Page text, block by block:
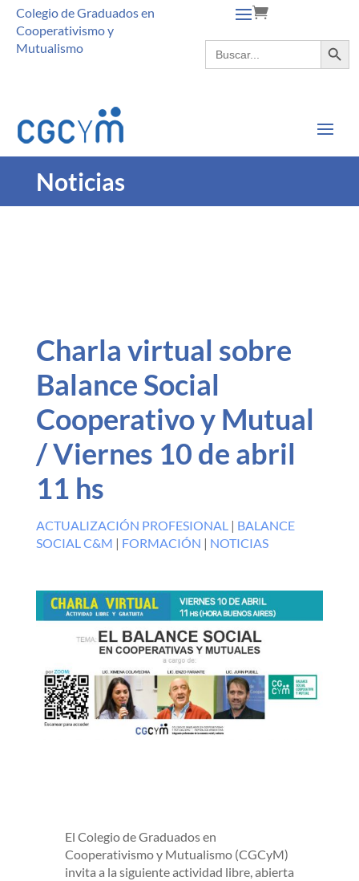
Colegio de Graduados en
Cooperativismo y
Mutualismo
Buscar: Botón de
Noticias
Charla virtual sobre
Balance Social
Cooperativo y Mutual
/ Viernes 10 de abril
11 hs
ACTUALIZACIÓN PROFESIONAL| BALANCE
SOCIAL C&M | FORMACIÓN | NOTICIAS
El Colegio de Graduados en
Cooperativismo y Mutualismo (CGCyM)
invita a la siguiente actividad libre, abierta